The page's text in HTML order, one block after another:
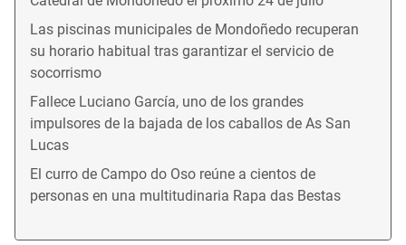
Las piscinas municipales de Mondoñedo recuperan
su horario habitual tras garantizar el servicio de
socorrismo
Fallece Luciano García, uno de los grandes
impulsores de la bajada de los caballos de As San
Lucas
El curro de Campo do Oso reúne a cientos de
personas en una multitudinaria Rapa das Bestas